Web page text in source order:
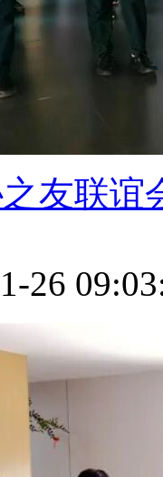
友联谊
26